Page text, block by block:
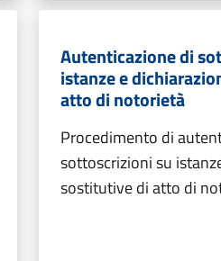
Autenticazione di
istanze e
atto di notorietà
Procedimento di
sottoscrizioni su
sostitutive di atto di